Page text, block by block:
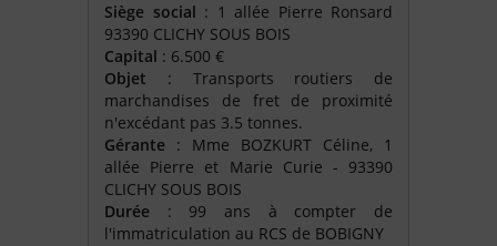
Siège social : 1 allée Pierre Ronsard
93390 CLICHY SOUS BOIS
Capital : 6.500 €
Objet : Transports routiers de
marchandises de fret de proximité
n'excédant pas 3.5 tonnes.
Gérante : Mme BOZKURT Céline, 1
allée Pierre et Marie Curie - 93390
CLICHY SOUS BOIS
Durée : 99 ans à compter de
l'immatriculation au RCS de BOBIGNY